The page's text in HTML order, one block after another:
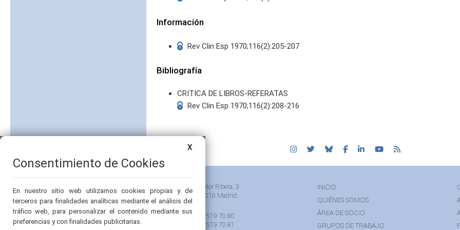
Información
Rev Clin Esp 1970;116(2):205-207
Bibliografía
CRITICA DE LIBROS-REFERATAS
Rev Clin Esp 1970;116(2):208-216
Pintor Ribera, 3
28016 Madrid
91 519 70 80
91 519 70 81
INICIO
QUIÉNES SOMOS
ÁREA DE SOCIO
GRUPOS DE TRABAJO
X
Consentimiento de Cookies
En nuestro sitio web utilizamos cookies propias y de
terceros para finalidades analíticas mediante el análisis del
tráfico web, para personalizar el contenido mediante sus
preferencias y con finalidades publicitarias.